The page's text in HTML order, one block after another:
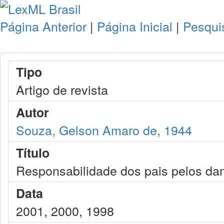
Página Anterior | Página Inicial |
Tipo
Artigo de revista
Autor
Souza, Gelson Amaro de, 1944
Título
Responsabilidade dos pais pelos
Data
2001, 2000, 1998